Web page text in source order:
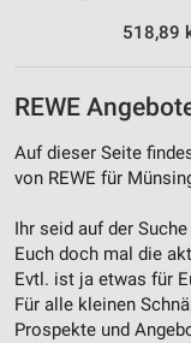
518,89
REWE
Auf dieser Seite
von REWE für
Ihr seid auf der
Euch doch mal die
Evtl. ist ja etwas für
Für alle kleinen
Prospekte und